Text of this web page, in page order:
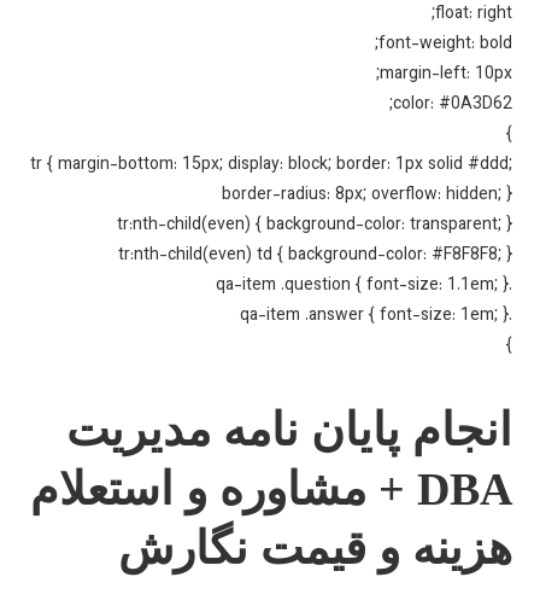
float:
font-weight:
margin-left:
color:
tr { margin-bottom: 15px; display: block; border: 1px solid
border-radius: 8px; overflow:
tr:nth-child(even) { background-color:
tr:nth-child(even) td { background-color:
پایان نامه مدیریت
DBA + مشاوره و استعلام
و قیمت نگارش